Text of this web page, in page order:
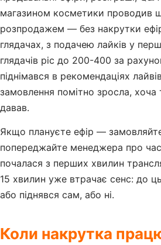
магазином косметики проводив
розпродажем — без накрутки
глядачах, з подачею лайків у
глядачів ріс до 200-400 за
піднімався в рекомендаціях
замовлення помітно зросла, хоча
давав.
Якщо плануєте ефір — замовляйте
попереджайте менеджера про
почалася з перших хвилин
15 хвилин уже втрачає сенс: до
або піднявся сам, або ні.
Коли накрутка